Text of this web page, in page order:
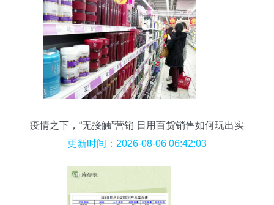
疫情之下，“无接触”营销 日用百货销售如何玩出实
效？
更新时间：2026-08-06 06:42:03